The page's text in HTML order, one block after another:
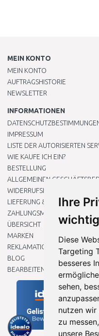
Ihre
wichtig
Diese
Targeting
besseres
sehen,
nutzen wir
zu
unsere
MEIN KONTO
MEIN KONTO
AUFTRAGSHISTORIE
NEWSLETTER
INFORMATIONEN
IMPRESSUM
LISTE DER AUTORISIERTEN
WIE KAUFE ICH EIN?
BESTELLUNG
ALLGEMEINEN
WIDERRUFSRECHT
LIEFERUNG & ZAHLUNG
ZAHLUNGSMETHODEN
ÜBERSICHT
MARKEN
REKLAMATIONEN UND
BLOG
BEARBEITEN SIE MEINE